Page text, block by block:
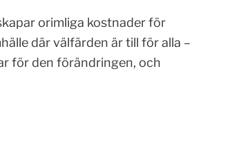
orimliga kostnader för
där välfärden är till för alla –
för den förändringen, och